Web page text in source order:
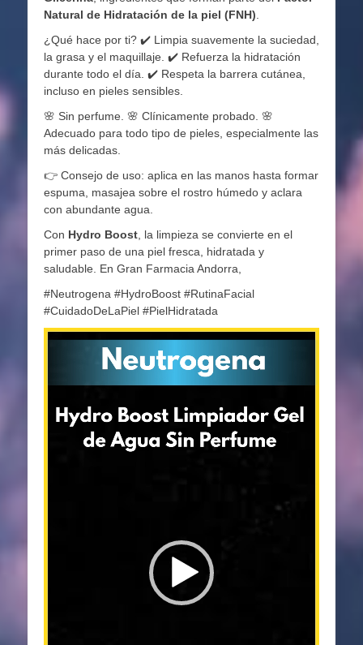
Natural de Hidratación de la piel (FNH)
¿Qué hace por ti? ✔️ Limpia suavemente la suciedad,
la grasa y el maquillaje. ✔️ Refuerza la hidratación
durante todo el día. ✔️ Respeta la barrera cutánea,
incluso en pieles sensibles.
🌸 Sin perfume. 🌸 Clínicamente probado. 🌸
Adecuado para todo tipo de pieles, especialmente las
más delicadas.
👉 Consejo de uso: aplica en las manos hasta formar
espuma, masajea sobre el rostro húmedo y aclara
con abundante agua.
Con Hydro Boost , la limpieza se convierte en el
primer paso de una piel fresca, hidratada y
saludable. En Gran Farmacia Andorra,
#Neutrogena #HydroBoost #RutinaFacial
#CuidadoDeLaPiel #PielHidratada
Reproductor